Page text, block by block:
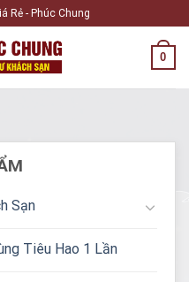
Rẻ - Phúc Chung
0
Sạn
Tiêu Hao 1 Lần